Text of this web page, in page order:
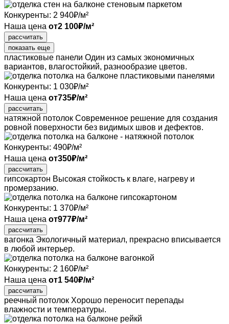
Конкуренты: 2 940₽/м²
Наша цена от2 100₽/м²
рассчитать
показать еще
пластиковые панели Один из самых экономичных
вариантов, влагостойкий, разнообразие цветов.
Конкуренты: 1 030₽/м²
Наша цена от735₽/м²
рассчитать
натяжной потолок Современное решение для создания
ровной поверхности без видимых швов и дефектов.
Конкуренты: 490₽/м²
Наша цена от350₽/м²
рассчитать
гипсокартон Высокая стойкость к влаге, нагреву и
промерзанию.
Конкуренты: 1 370₽/м²
Наша цена от977₽/м²
рассчитать
вагонка Экологичный материал, прекрасно вписывается
в любой интерьер.
Конкуренты: 2 160₽/м²
Наша цена от1 540₽/м²
рассчитать
реечный потолок Хорошо переносит перепады
влажности и температуры.